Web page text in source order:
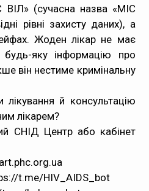
ВІЛ» (сучасна назва «МІС
рівні захисту даних), а
Жоден лікар не має
яку інформацію про
він нестиме кримінальну
й консультацію
лікарем?
СНІД Центр або кабінет
t.me/HIV_AIDS_bot